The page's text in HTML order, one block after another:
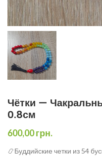
Чётки —
0.8см
600,00грн.
📿Буддийские четки из 54